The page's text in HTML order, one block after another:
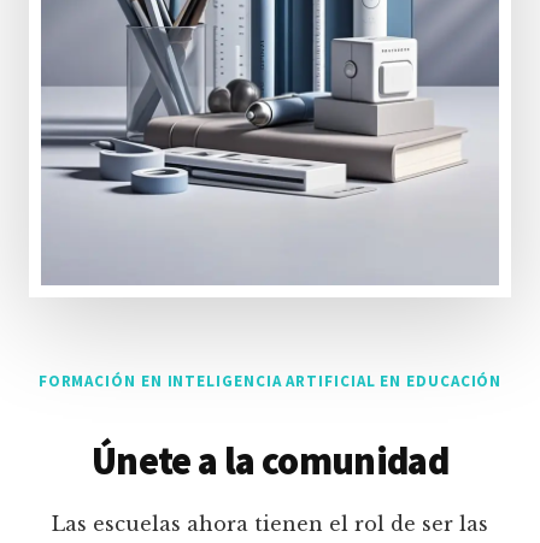
FORMACIÓN EN INTELIGENCIA ARTIFICIAL EN EDUCACIÓN
Únete a la comunidad
Las escuelas ahora tienen el rol de ser las